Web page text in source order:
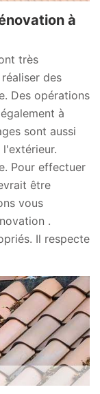
à
très
des
Des opérations
à
sont aussi
Pour effectuer
être
vous
.
Il respecte